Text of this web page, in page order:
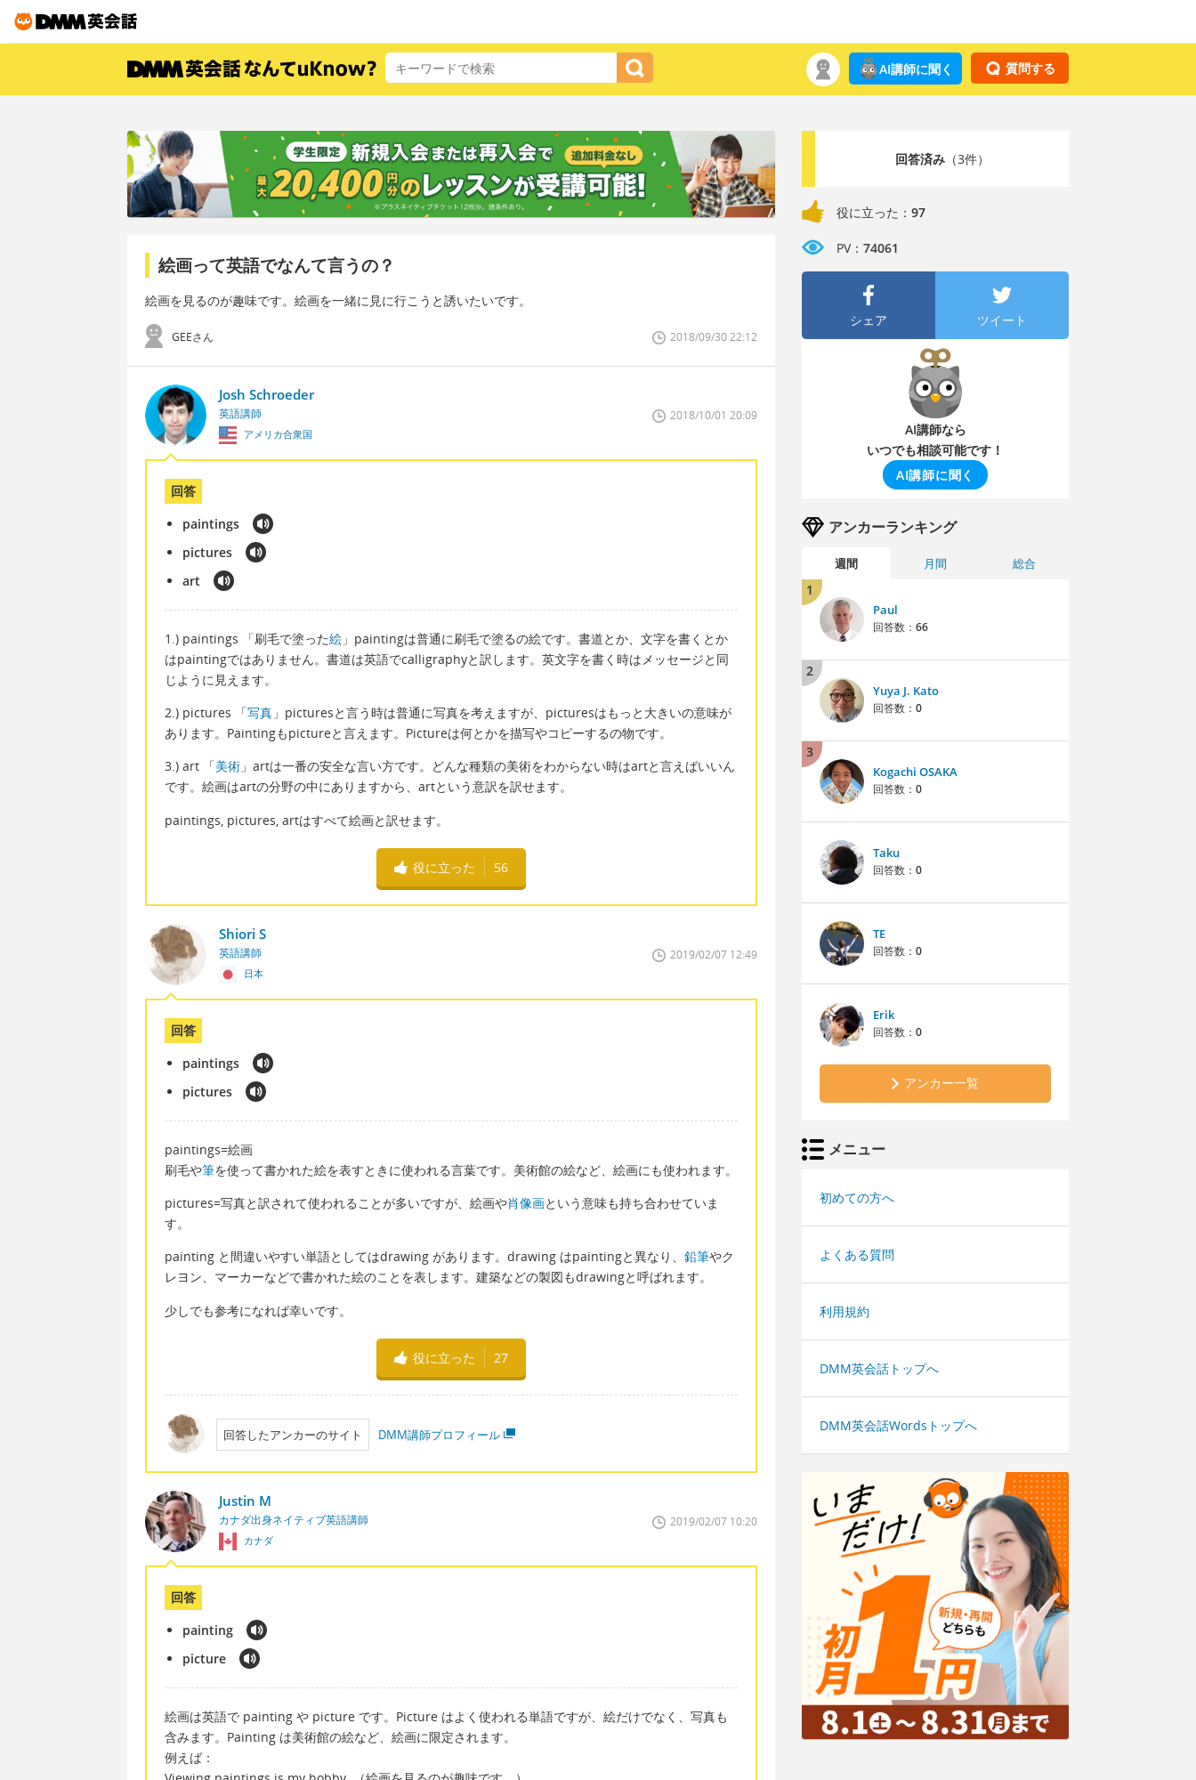
質問する
AI講師に聞く
絵画って英語でなんて言うの？
絵画を見るのが趣味です。絵画を一緒に見に行こうと誘いたいです。
GEEさん 2018/09/30 22:12
Josh Schroeder
英語講師
アメリカ合衆国
2018/10/01 20:09
回答
paintings
pictures
art
1.) paintings 「刷毛で塗った絵 」paintingは普通に刷毛で塗るの絵です。書道とか、文字を書くとか
はpaintingではありません。書道は英語でcalligraphyと訳します。英文字を書く時はメッセージと同
じように見えます。
2.) pictures 「写真 」picturesと言う時は普通に写真を考えますが、picturesはもっと大きいの意味が
あります。Paintingもpictureと言えます。Pictureは何とかを描写やコピーするの物です。
3.) art 「美術 」artは一番の安全な言い方です。どんな種類の美術をわからない時はartと言えばいいん
です。絵画はartの分野の中にありますから、artという意訳を訳せます。
paintings, pictures, artはすべて絵画と訳せます。
役に立った 56
Shiori S
英語講師
日本
2019/02/07 12:49
回答
paintings
pictures
paintings=絵画
刷毛や筆を使って書かれた絵を表すときに使われる言葉です。美術館の絵など、絵画にも使われます。
pictures=写真と訳されて使われることが多いですが、絵画や肖像画という意味も持ち合わせていま
す。
painting と間違いやすい単語としてはdrawing があります。drawing はpaintingと異なり、 鉛筆やク
レヨン、マーカーなどで書かれた絵のことを表します。建築などの製図もdrawingと呼ばれます。
少しでも参考になれば幸いです。
役に立った 27
回答したアンカーのサイト DMM講師プロフィール
Justin M
カナダ出身ネイティブ英語講師
カナダ
2019/02/07 10:20
回答
painting
picture
絵画は英語で painting や picture です。Picture はよく使われる単語ですが、絵だけでなく、写真も
含みます。Painting は美術館の絵など、絵画に限定されます。
例えば：
回答済み（3件）
役に立った： 97
PV： 74061
シェア ツイート
AI講師なら
いつでも相談可能です！
AI講師に聞く
アンカーランキング
週間 月間 総合
1
Paul
回答数： 66
2
Yuya J. Kato
回答数： 0
3
Kogachi OSAKA
回答数： 0
Taku
回答数： 0
TE
回答数： 0
Erik
回答数： 0
アンカー一覧
メニュー
初めての方へ
よくある質問
利用規約
DMM英会話トップへ
DMM英会話Wordsトップへ